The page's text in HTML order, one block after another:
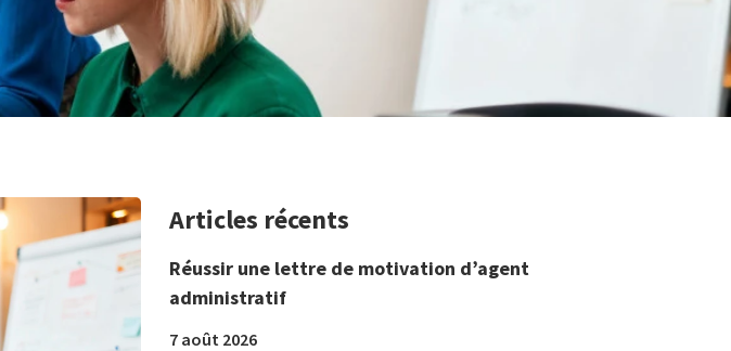
Articles récents
Réussir une lettre de motivation d’agent
administratif
7 août 2026